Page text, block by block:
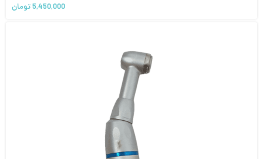
5,450,000تومان